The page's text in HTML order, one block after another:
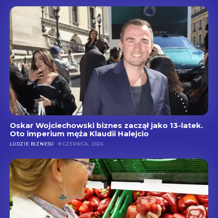
Oskar Wojciechowski biznes zaczął jako 13-latek.
Oto imperium męża Klaudii Halejcio
LUDZIE BIZNESU 8 CZERWCA, 2026